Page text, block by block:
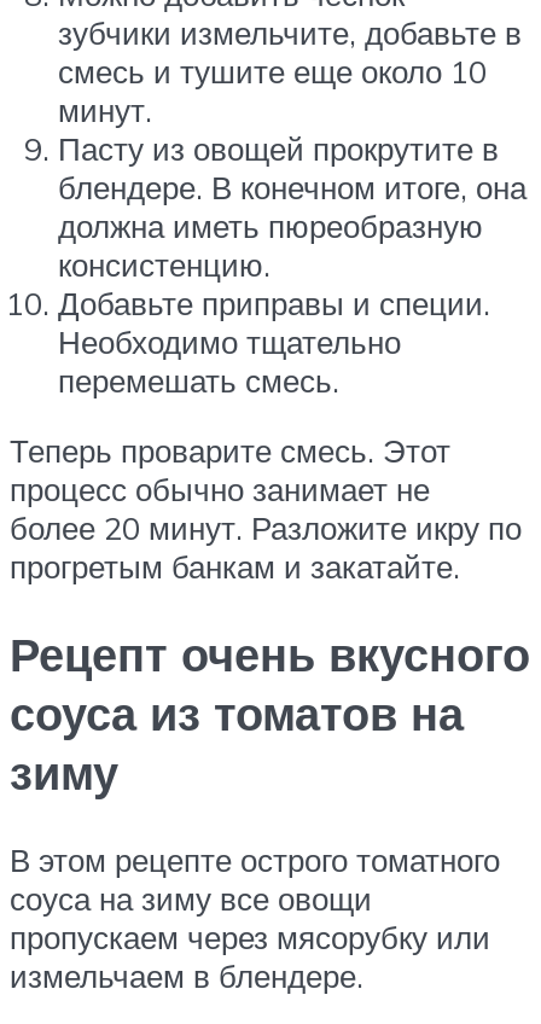
зубчики измельчите, добавьте в
смесь и тушите еще около 10
минут.
Пасту из овощей прокрутите в
блендере. В конечном итоге, она
должна иметь пюреобразную
консистенцию.
Добавьте приправы и специи.
Необходимо тщательно
перемешать смесь.
Теперь проварите смесь. Этот
процесс обычно занимает не
более 20 минут. Разложите икру по
прогретым банкам и закатайте.
Рецепт очень вкусного
соуса из томатов на
зиму
В этом рецепте острого томатного
соуса на зиму все овощи
пропускаем через мясорубку или
измельчаем в блендере.